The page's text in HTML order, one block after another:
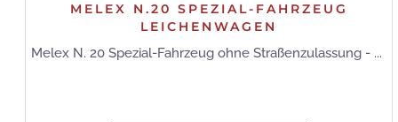
MELEX N.20 SPEZIAL-FAHRZEUG
LEICHENWAGEN
Melex N. 20 Spezial-Fahrzeug ohne Straßenzulassung - ...